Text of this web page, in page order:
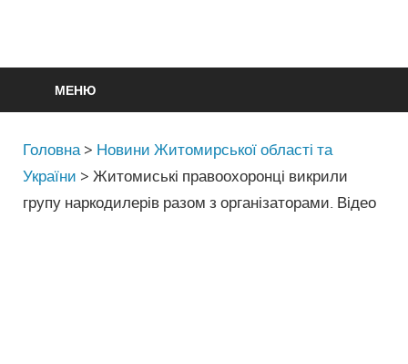
МЕНЮ
Головна > Новини Житомирської області та
України > Житомиські правоохоронці викрили
групу наркодилерів разом з організаторами. Відео